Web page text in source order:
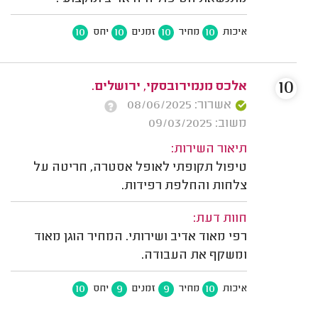
איכות 10 מחיר 10 זמנים 10 יחס 10
אלכס מנמירובסקי, ירושלים.
אשרור: 08/06/2025
משוב: 09/03/2025
תיאור השירות:
טיפול תקופתי לאופל אסטרה, חריטה על
צלחות והחלפת רפידות.
חוות דעת:
רפי מאוד אדיב ושירותי. המחיר הוגן מאוד
ומשקף את העבודה.
איכות 10 מחיר 9 זמנים 9 יחס 10
10